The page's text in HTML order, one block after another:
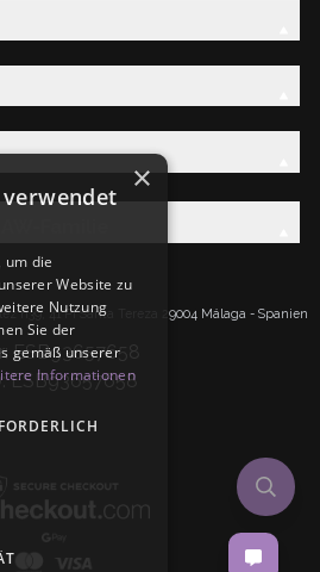
Familie
n39, 41 PI Santa Tereza 29004 Málaga - Spanien
ESB93657658
ESB93657658
×
verwendet
um die
Website zu
Nutzung
Sie der
gemäß unserer
Informationen